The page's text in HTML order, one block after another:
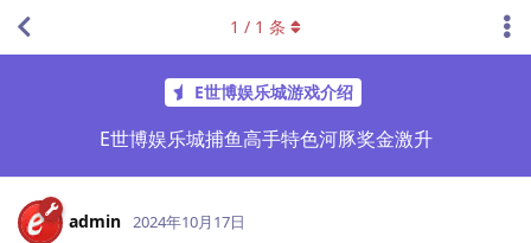
E世博娱乐城游戏介绍
E世博娱乐城捕鱼高手特色河豚奖金激升
1 / 1 条
admin 2024年10月17日